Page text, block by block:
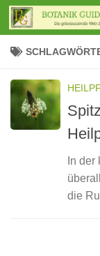
Zum Inhalt
In
die